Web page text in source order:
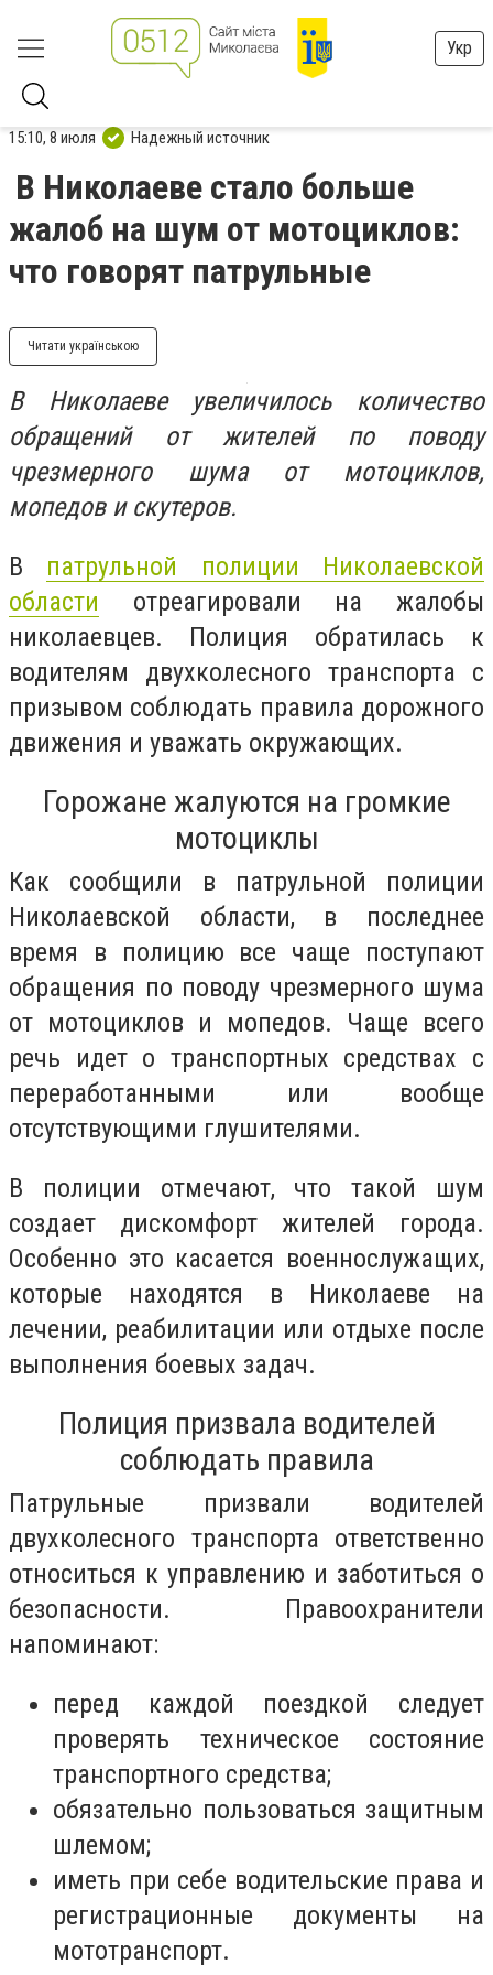
Укр
15:10, 8 июля Надежный источник
В Николаеве стало больше
жалоб на шум от мотоциклов:
что говорят патрульные
Читати українською
В Николаеве увеличилось количество
обращений от жителей по поводу
чрезмерного шума от мотоциклов,
мопедов и скутеров.
В патрульной полиции Николаевской
области отреагировали на жалобы
николаевцев. Полиция обратилась к
водителям двухколесного транспорта с
призывом соблюдать правила дорожного
движения и уважать окружающих.
Горожане жалуются на громкие
мотоциклы
Как сообщили в патрульной полиции
Николаевской области, в последнее
время в полицию все чаще поступают
обращения по поводу чрезмерного шума
от мотоциклов и мопедов. Чаще всего
речь идет о транспортных средствах с
переработанными или вообще
отсутствующими глушителями.
В полиции отмечают, что такой шум
создает дискомфорт жителей города.
Особенно это касается военнослужащих,
которые находятся в Николаеве на
лечении, реабилитации или отдыхе после
выполнения боевых задач.
Полиция призвала водителей
соблюдать правила
Патрульные призвали водителей
двухколесного транспорта ответственно
относиться к управлению и заботиться о
безопасности. Правоохранители
напоминают:
перед каждой поездкой следует
проверять техническое состояние
транспортного средства;
обязательно пользоваться защитным
шлемом;
иметь при себе водительские права и
регистрационные документы на
мототранспорт.